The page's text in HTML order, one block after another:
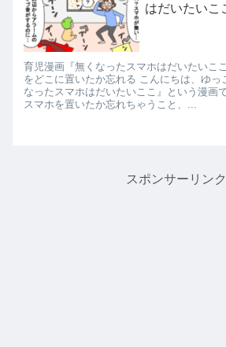
はだいたいこ
育児漫画『無くなったスマホはだいたいこ
をどこに置いたか忘れる こんにちは、ゆっ
なったスマホはだいたいここ』という漫画
スマホを置いたか忘れちゃうこと、...
スポンサーリンク